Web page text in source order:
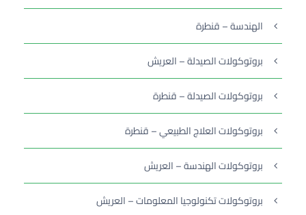
الهندسة – قنطرة
بروتوكولات الصيدلة – العريش
بروتوكولات الصيدلة – قنطرة
بروتوكولات العلاج الطبيعي – قنطرة
بروتوكولات الهندسة – العريش
بروتوكولات تكنولوجيا المعلومات – العريش